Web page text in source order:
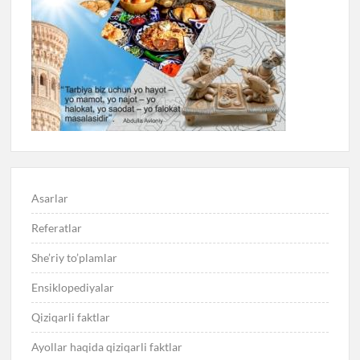
Asarlar
Referatlar
She’riy to’plamlar
Ensiklopediyalar
Qiziqarli faktlar
Ayollar haqida qiziqarli faktlar